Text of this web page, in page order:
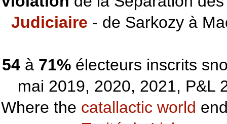
Judiciaire - de Sarkozy à
54à 71%électeurs inscrits
mai 2019, 2020, 2021, P&L
Where the catallactic world